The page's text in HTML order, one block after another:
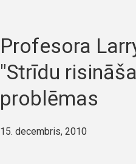
Profesora
"Strīdu
problēmas
15. decembris, 2010